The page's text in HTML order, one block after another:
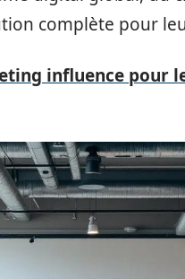
complète pour
influence pour